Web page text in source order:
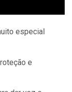
especial
e